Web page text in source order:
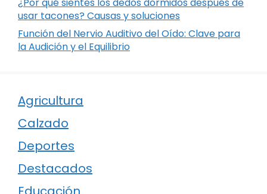
usar tacones? Causas y soluciones
Función del Nervio Auditivo del Oído: Clave para
la Audición y el Equilibrio
Agricultura
Calzado
Deportes
Destacados